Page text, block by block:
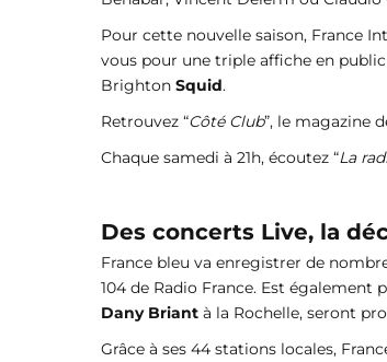
Pour cette nouvelle saison, France
vous pour une triple affiche en
Brighton Squid.
Retrouvez “Côté Club”, le magazine
Chaque samedi à 21h, écoutez “La
Des concerts Live, la
France bleu va enregistrer de
104 de Radio France. Est également
Dany Briant à la Rochelle, seront
Grâce à ses 44 stations locales,